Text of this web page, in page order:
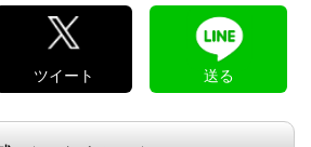
ツイート 送る